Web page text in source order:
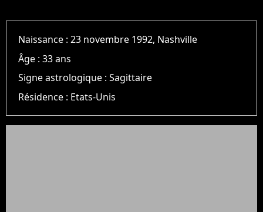
Naissance :23 novembre 1992, Nashville
Âge :33 ans
Signe astrologique :Sagittaire
Résidence : Etats-Unis